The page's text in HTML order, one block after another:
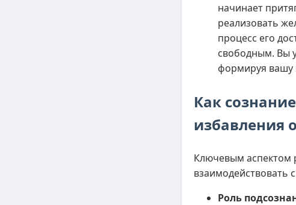
начинает
реализовать
процесс его
свободным. Вы
формируя вашу
Как
избавления
Ключевым аспектом
взаимодействовать
Роль